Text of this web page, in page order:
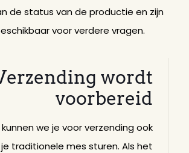
de status van de productie en zijn
voor verdere vragen.
wordt
voorbereid
kunnen we je voor verzending ook
traditionele mes sturen. Als het